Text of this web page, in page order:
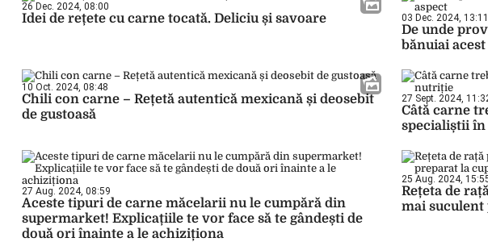
26 Dec. 2024, 08:00
Idei de rețete cu carne tocată. Deliciu și savoare 03 Dec. 2024, 13:11
De unde
bănuiai acest
10 Oct. 2024, 08:48
Chili con carne – Rețetă autentică mexicană și deosebit
de gustoasă
27 Sept. 2024,
Câtă carne
specialiștii
27 Aug. 2024, 08:59
Aceste tipuri de carne măcelarii nu le cumpără din
supermarket! Explicațiile te vor face să te gândești de
două ori înainte a le achiziționa
25 Aug. 2024,
Rețeta de
mai